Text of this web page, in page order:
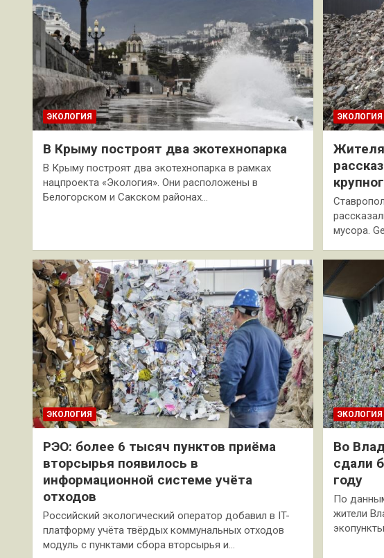
ЭКОЛОГИЯ
В Крыму построят два экотехнопарка
В Крыму построят два экотехнопарка в рамках
нацпроекта «Экология». Они расположены в
Белогорском и Сакском районах…
ЭКОЛОГИЯ
мусора.
ЭКОЛОГИЯ
РЭО: более 6 тысяч пунктов приёма
вторсырья появилось в
информационной системе учёта
отходов
Российский экологический оператор добавил в IT-
платформу учёта твёрдых коммунальных отходов
модуль с пунктами сбора вторсырья и…
ЭКОЛОГИЯ
Во
сдали
году
По
жители